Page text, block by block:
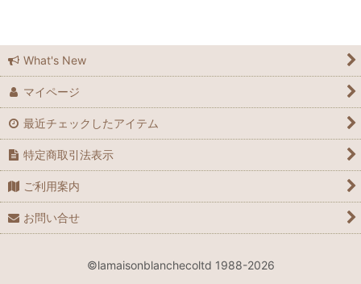
Elizabeth Bradley
Grandma Moses
Laura Ashley
Waverly
many
What's New
マイページ
最近チェックしたアイテム
特定商取引法表示
ご利用案内
お問い合せ
©lamaisonblanchecoltd 1988-2026